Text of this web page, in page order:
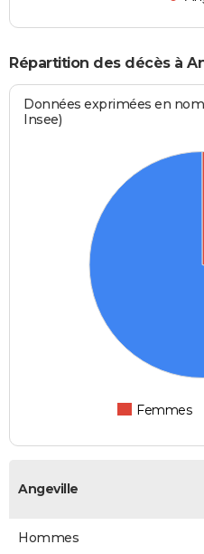
Répartition des décès à
Données exprimées en
Insee)
Femmes
Angeville
Hommes